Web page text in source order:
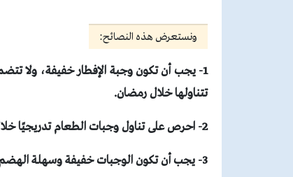
ونستعرض هذه النصائح:
1- يجب أن تكون وجبة الإفطار خفيفة، ولا
تتناولها خلال رمضان.
2- احرص على تناول وجبات الطعام تدريجيًا خلال اليوم على أن يكون بكميات صغيرة.
3- يجب أن تكون الوجبات خفيفة وسهلة الهضم، حتى لا يحدث أي تلبك معوي أو انتفاخ في المعدة.